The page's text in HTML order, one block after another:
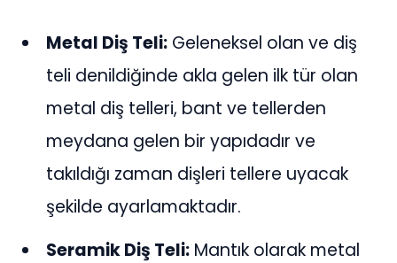
Metal Diş Teli: Geleneksel olan ve diş
teli denildiğinde akla gelen ilk tür olan
metal diş telleri, bant ve tellerden
meydana gelen bir yapıdadır ve
takıldığı zaman dişleri tellere uyacak
şekilde ayarlamaktadır.
Seramik Diş Teli: Mantık olarak metal